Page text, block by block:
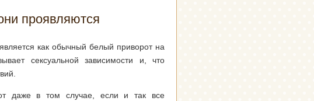
проявляются
как обычный белый приворот на
сексуальной зависимости и, что
даже в том случае, если и так все